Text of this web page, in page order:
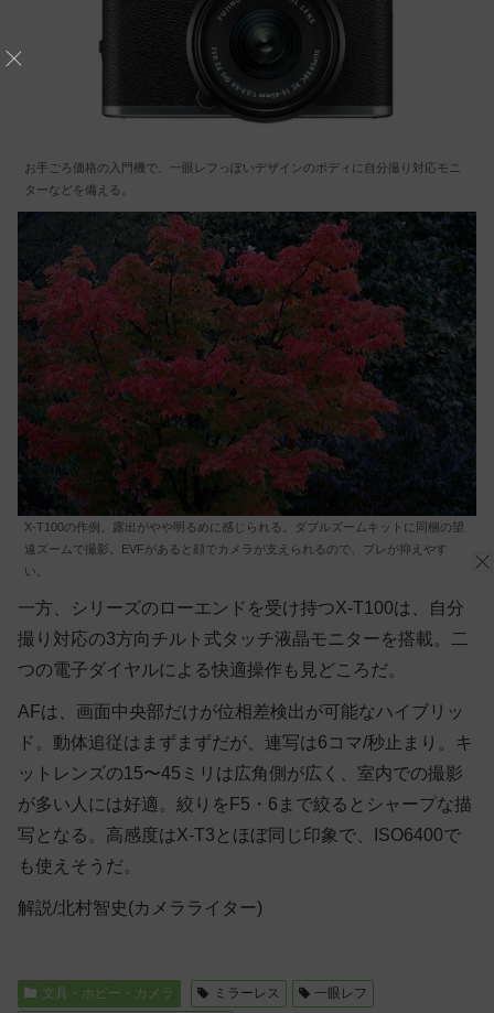
お手ごろ価格の入門機で、一眼レフっぽいデザインのボディに自分撮り対応モニ
ターなどを備える。
X-T100の作例。露出がやや明るめに感じられる。ダブルズームキットに同梱の望
遠ズームで撮影。EVFがあると顔でカメラが支えられるので、ブレが抑えやす
い。
一方、シリーズのローエンドを受け持つX-T100は、自分
撮り対応の3方向チルト式タッチ液晶モニターを搭載。二
つの電子ダイヤルによる快適操作も見どころだ。
AFは、画面中央部だけが位相差検出が可能なハイブリッ
ド。動体追従はまずまずだが、連写は6コマ/秒止まり。キ
ットレンズの15〜45ミリは広角側が広く、室内での撮影
が多い人には好適。絞りをF5・6まで絞るとシャープな描
写となる。高感度はX-T3とほぼ同じ印象で、ISO6400で
も使えそうだ。
解説/北村智史(カメラライター)
文具・ホビー・カメラ ミラーレス
一眼レフ